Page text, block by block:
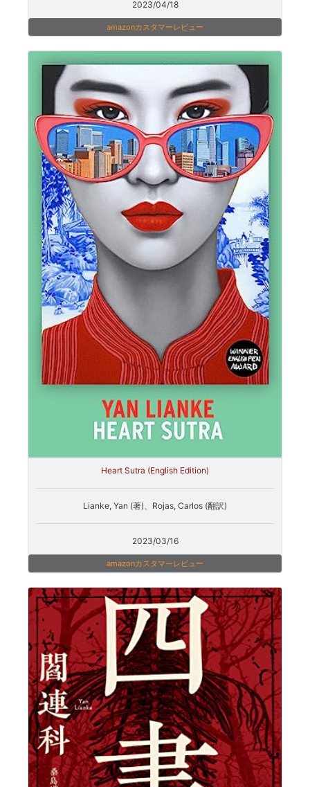
2023/04/18
amazonカスタマーレビュー
Heart Sutra (English Edition)
Lianke, Yan (著)、Rojas, Carlos (翻訳)
2023/03/16
amazonカスタマーレビュー